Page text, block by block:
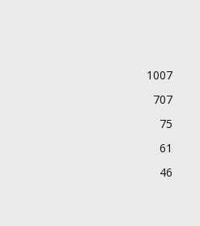
1007
707
75
61
46